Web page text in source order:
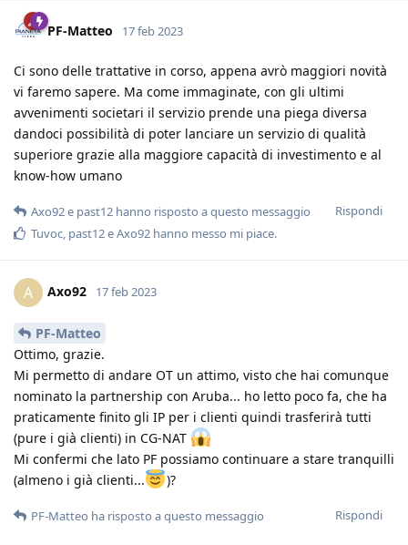
PF-Matteo 17 feb 2023
Ci sono delle trattative in corso, appena avrò maggiori novità
vi faremo sapere. Ma come immaginate, con gli ultimi
avvenimenti societari il servizio prende una piega diversa
dandoci possibilità di poter lanciare un servizio di qualità
superiore grazie alla maggiore capacità di investimento e al
know-how umano
Rispondi
Axo92e past12 hanno risposto a questo messaggio
Tuvoc, past12eAxo92 hanno messo mi piace.
A Axo92 17 feb 2023
PF-Matteo
Ottimo, grazie.
Mi permetto di andare OT un attimo, visto che hai comunque
nominato la partnership con Aruba... ho letto poco fa, che ha
praticamente finito gli IP per i clienti quindi trasferirà tutti
(pure i già clienti) in CG-NAT
Mi confermi che lato PF possiamo continuare a stare tranquilli
(almeno i già clienti...
)?
Rispondi
PF-Matteo ha risposto a questo messaggio